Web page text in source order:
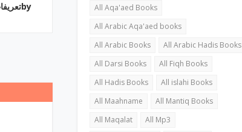
All Aqa'aed Books
All Arabic Aqa'aed books
All Arabic Books
All Arabic Hadis Books
All Darsi Books
All Fiqh Books
All Hadis Books
All islahi Books
All Maahname
All Mantiq Books
All Maqalat
All Mp3